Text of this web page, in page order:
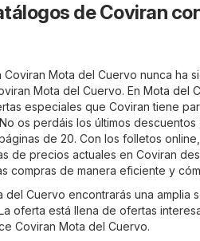
de Coviran
Mota del Cuervo nunca ha
Mota del Cuervo. En Mota del
especiales que Coviran tiene
os perdáis los últimos
de 20. Con los folletos
de precios actuales en Coviran
compras de manera eficiente y
del Cuervo encontrarás una amplia
oferta está llena de ofertas
Coviran Mota del Cuervo.